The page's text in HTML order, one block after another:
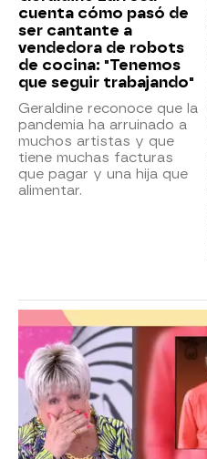
cuenta cómo pasó de
ser cantante a
vendedora de robots
de cocina: "Tenemos
que seguir trabajando"
Geraldine reconoce que la
pandemia ha arruinado a
muchos artistas y que
tiene muchas facturas
que pagar y una hija que
alimentar.